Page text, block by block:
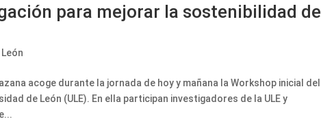
para mejorar la sostenibilidad de
acoge durante la jornada de hoy y mañana la Workshop inicial del
de León (ULE). En ella participan investigadores de la ULE y